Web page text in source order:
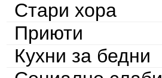
Стари хора
Приюти
Кухни за бедни